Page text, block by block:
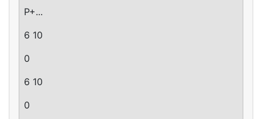
P+...
6 10
0
6 10
0